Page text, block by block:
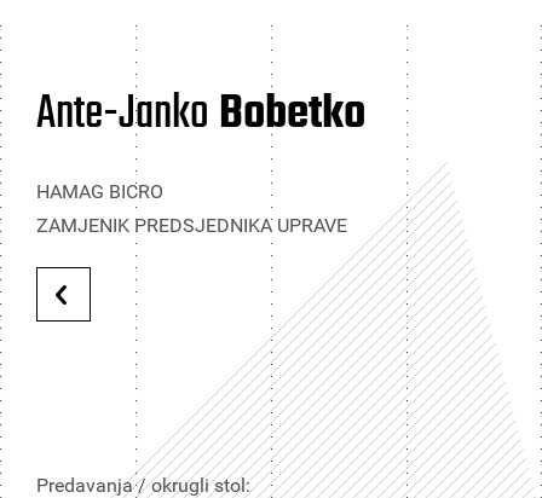
Ante-JankoBobetko
HAMAG BICRO
ZAMJENIK PREDSJEDNIKA UPRAVE
Predavanja / okrugli stol: